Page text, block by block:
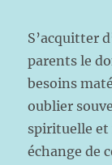
S’acquitter
parents le
besoins
oublier
spirituelle et
échange de